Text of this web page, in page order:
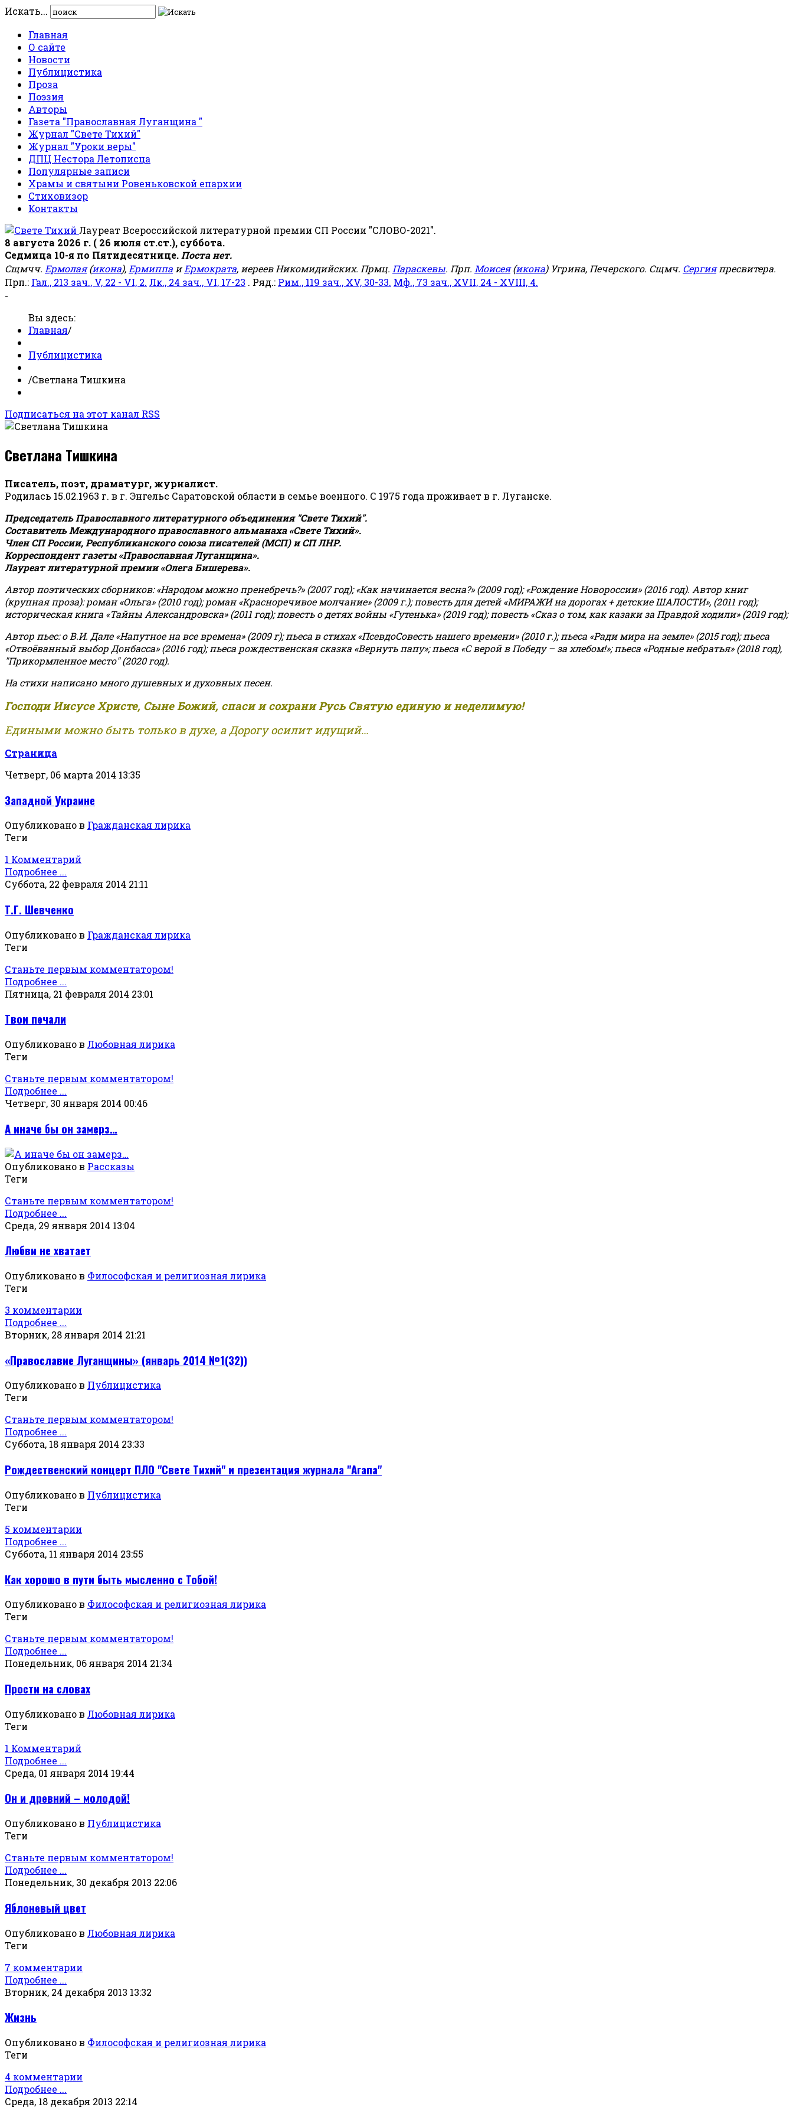
Искать...
Главная
О сайте
Новости
Публицистика
Проза
Поэзия
Авторы
Газета "Православная Луганщина "
Журнал "Свете Тихий"
Журнал "Уроки веры"
ДПЦ Нестора Летописца
Популярные записи
Храмы и святыни Ровеньковской епархии
Стиховизор
Контакты
Лауреат Всероссийской литературной премии СП России "СЛОВО-2021".
8 августа 2026 г. ( 26 июля ст.ст.), суббота.
Седмица 10-я по Пятидесятнице. Поста нет.
Сщмчч. Ермолая(икона), Ермиппа иЕрмократа, иереев Никомидийских. Прмц. Параскевы. Прп. Моисея(икона) Угрина, Печерского. Сщмч. Сергияпресвитера.
Прп.: Гал., 213 зач., V, 22 - VI, 2. Лк., 24 зач., VI, 17-23 . Ряд.: Рим., 119 зач., XV, 30-33. Мф., 73 зач., XVII, 24 - XVIII, 4.
-
Вы здесь:
Главная/
Публицистика
/Светлана Тишкина
Подписаться на этот канал RSS
Светлана Тишкина
Писатель, поэт, драматург, журналист.
Родилась 15.02.1963 г. в г. Энгельс Саратовской области в семье военного. С 1975 года проживает в г. Луганске.
Председатель Православного литературного объединения "Свете Тихий".
Составитель Международного православного альманаха «Свете Тихий».
Член СП России, Республиканского союза писателей (МСП) и СП ЛНР.
Корреспондент газеты «Православная Луганщина».
Лауреат литературной премии «Олега Бишерева».
Автор поэтических сборников: «Народом можно пренебречь?» (2007 год); «Как начинается весна?» (2009 год); «Рождение Новороссии» (2016 год). Автор книг
(крупная проза): роман «Ольга» (2010 год); роман «Красноречивое молчание» (2009 г.); повесть для детей «МИРАЖИ на дорогах + детские ШАЛОСТИ», (2011 год);
историческая книга «Тайны Александровска» (2011 год); повесть о детях войны «Гутенька» (2019 год); повесть «Сказ о том, как казаки за Правдой ходили» (2019 год);
Автор пьес: о В.И. Дале «Напутное на все времена» (2009 г); пьеса в стихах «ПсевдоСовесть нашего времени» (2010 г.); пьеса «Ради мира на земле» (2015 год); пьеса
«Отвоёванный выбор Донбасса» (2016 год); пьеса рождественская сказка «Вернуть папу»; пьеса «С верой в Победу – за хлебом!»;пьеса «Родные небратья» (2018 год),
"Прикормленное место" (2020 год).
На стихи написано много душевных и духовных песен.
Господи Иисусе Христе, Сыне Божий, спаси и сохрани Русь Святую единую и неделимую!
Едиными можно быть только в духе, а Дорогу осилит идущий...
Страница
Четверг, 06 марта 2014 13:35
Западной Украине
Опубликовано в Гражданская лирика
Теги
1 Комментарий
Подробнее ...
Суббота, 22 февраля 2014 21:11
Т.Г. Шевченко
Опубликовано в Гражданская лирика
Теги
Станьте первым комментатором!
Подробнее ...
Пятница, 21 февраля 2014 23:01
Твои печали
Опубликовано в Любовная лирика
Теги
Станьте первым комментатором!
Подробнее ...
Четверг, 30 января 2014 00:46
А иначе бы он замерз…
Опубликовано в Рассказы
Теги
Станьте первым комментатором!
Подробнее ...
Среда, 29 января 2014 13:04
Любви не хватает
Опубликовано в Философская и религиозная лирика
Теги
3 комментарии
Подробнее ...
Вторник, 28 января 2014 21:21
«Православие Луганщины» (январь 2014 №1(32))
Опубликовано в Публицистика
Теги
Станьте первым комментатором!
Подробнее ...
Суббота, 18 января 2014 23:33
Рождественский концерт ПЛО "Свете Тихий" и презентация журнала "Агапа"
Опубликовано в Публицистика
Теги
5 комментарии
Подробнее ...
Суббота, 11 января 2014 23:55
Как хорошо в пути быть мысленно с Тобой!
Опубликовано в Философская и религиозная лирика
Теги
Станьте первым комментатором!
Подробнее ...
Понедельник, 06 января 2014 21:34
Прости на словах
Опубликовано в Любовная лирика
Теги
1 Комментарий
Подробнее ...
Среда, 01 января 2014 19:44
Он и древний – молодой!
Опубликовано в Публицистика
Теги
Станьте первым комментатором!
Подробнее ...
Понедельник, 30 декабря 2013 22:06
Яблоневый цвет
Опубликовано в Любовная лирика
Теги
7 комментарии
Подробнее ...
Вторник, 24 декабря 2013 13:32
Жизнь
Опубликовано в Философская и религиозная лирика
Теги
4 комментарии
Подробнее ...
Среда, 18 декабря 2013 22:14